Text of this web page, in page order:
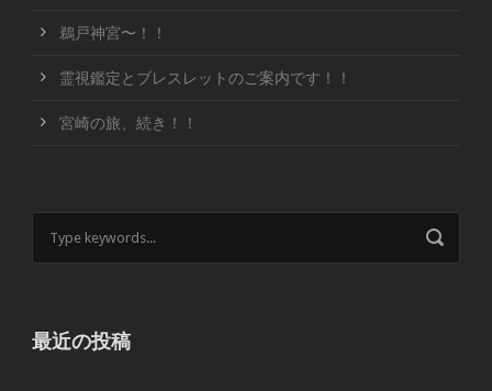
鵜戸神宮〜！！
霊視鑑定とブレスレットのご案内です！！
宮崎の旅、続き！！
最近の投稿